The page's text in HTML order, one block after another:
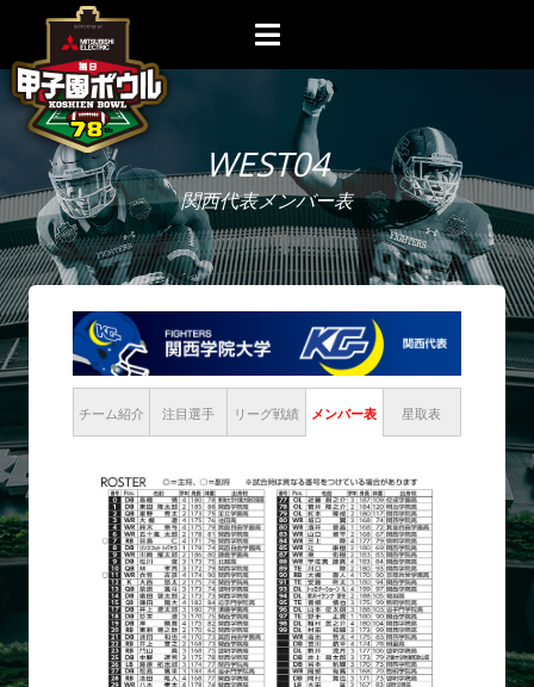
WEST04
関西代表メンバー表
チーム紹介 注目選手 リーグ戦績 メンバー表 星取表